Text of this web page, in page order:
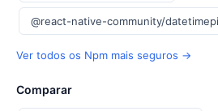
@react-native-community/
Ver todos os Npm mais seguros →
Comparar